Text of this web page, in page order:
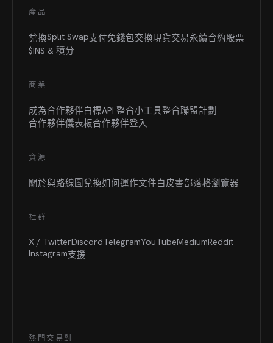
產品
兌換Split Swap支付免錢包交換現貨交易永續合約股票
$INS & 積分
商業
成為合作夥伴白標API 整合小工具整合聯盟計劃
合作夥伴儀表板合作夥伴登入
資源
關於與路線圖兌換如何運作文件白皮書部落格瀏覽器
社群
X / TwitterDiscordTelegramYouTubeMediumReddit
Instagram支援
熱門交易對